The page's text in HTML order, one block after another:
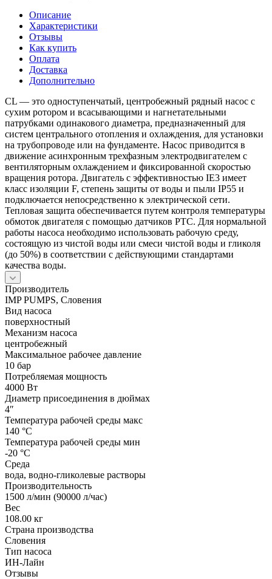
Описание
Характеристики
Отзывы
Как купить
Оплата
Доставка
Дополнительно
CL — это одноступенчатый, центробежный рядный насос с
сухим ротором и всасывающими и нагнетательными
патрубками одинакового диаметра, предназначенный для
систем центрального отопления и охлаждения, для установки
на трубопроводе или на фундаменте. Насос приводится в
движение асинхронным трехфазным электродвигателем с
вентиляторным охлаждением и фиксированной скоростью
вращения ротора. Двигатель с эффективностью IE3 имеет
класс изоляции F, степень защиты от воды и пыли IP55 и
подключается непосредственно к электрической сети.
Тепловая защита обеспечивается путем контроля температуры
обмоток двигателя с помощью датчиков PTC. Для нормальной
работы насоса необходимо использовать рабочую среду,
состоящую из чистой воды или смеси чистой воды и гликоля
(до 50%) в соответствии с действующими стандартами
качества воды.
Производитель
IMP PUMPS, Словения
Вид насоса
поверхностный
Механизм насоса
центробежный
Максимальное рабочее давление
10 бар
Потребляемая мощность
4000 Вт
Диаметр присоединения в дюймах
4″
Температура рабочей среды макс
140 °С
Температура рабочей среды мин
-20 °С
Среда
вода, водно-гликолевые растворы
Производительность
1500 л/мин (90000 л/час)
Вес
108.00 кг
Страна производства
Словения
Тип насоса
ИН-Лайн
Отзывы